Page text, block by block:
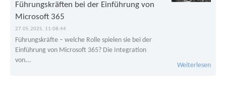
Führungskräften bei der Einführung von
Microsoft 365
27.05.2025, 11:08:44
Führungskräfte – welche Rolle spielen sie bei der
Einführung von Microsoft 365? Die Integration
von...
Weiterlesen